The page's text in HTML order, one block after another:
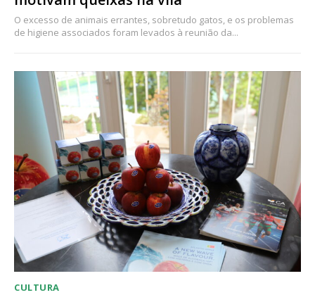
O excesso de animais errantes, sobretudo gatos, e os problemas
de higiene associados foram levados à reunião da...
CULTURA